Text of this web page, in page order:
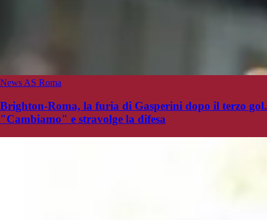
News AS Roma
Brighton-Roma, la furia di Gasperini dopo il terzo gol.
"Cambiamo" e stravolge la difesa